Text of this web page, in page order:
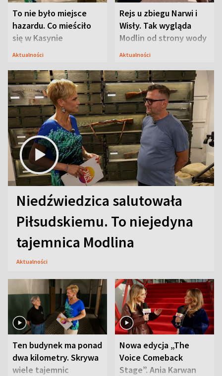
To nie było miejsce
hazardu. Co mieściło
się w Kasynie
Oficerskim?
Aktualności
Rejs u zbiegu Narwi i
Wisły. Tak wygląda
Modlin od strony wody
Aktualności
Niedźwiedzica salutowała
Piłsudskiemu. To niejedyna
tajemnica Modlina
Aktualności
Ten budynek ma ponad
dwa kilometry. Skrywa
wiele tajemnic
Nowa edycja „The
Voice Comeback
Stage”. Ania Karwan